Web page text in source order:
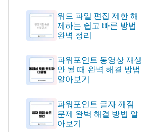
워드 파일 편집 제한 해
제하는 쉽고 빠른 방법
완벽 정리
파워포인트 동영상 재생
안 될 때 완벽 해결 방법
알아보기
파워포인트 글자 깨짐
문제 완벽 해결 방법 알
아보기